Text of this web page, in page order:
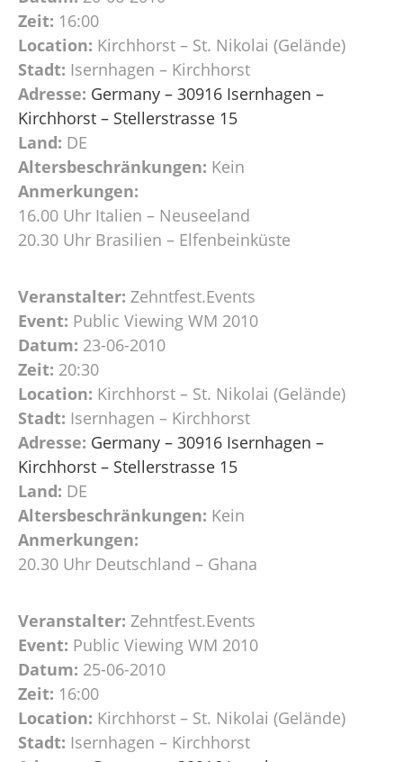
Zeit: 16:00
Location: Kirchhorst – St. Nikolai (Gelände)
Stadt: Isernhagen – Kirchhorst
Adresse: Germany – 30916 Isernhagen –
Kirchhorst – Stellerstrasse 15
Land: DE
Altersbeschränkungen: Kein
Anmerkungen:
16.00 Uhr Italien – Neuseeland
20.30 Uhr Brasilien – Elfenbeinküste
Veranstalter: Zehntfest.Events
Event: Public Viewing WM 2010
Datum: 23-06-2010
Zeit: 20:30
Location: Kirchhorst – St. Nikolai (Gelände)
Stadt: Isernhagen – Kirchhorst
Adresse: Germany – 30916 Isernhagen –
Kirchhorst – Stellerstrasse 15
Land: DE
Altersbeschränkungen: Kein
Anmerkungen:
20.30 Uhr Deutschland – Ghana
Veranstalter: Zehntfest.Events
Event: Public Viewing WM 2010
Datum: 25-06-2010
Zeit: 16:00
Location: Kirchhorst – St. Nikolai (Gelände)
Stadt: Isernhagen – Kirchhorst